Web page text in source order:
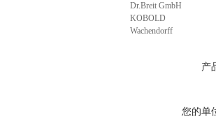
Dr.Breit GmbH
KOBOLD
Wachendorff
产
您的单